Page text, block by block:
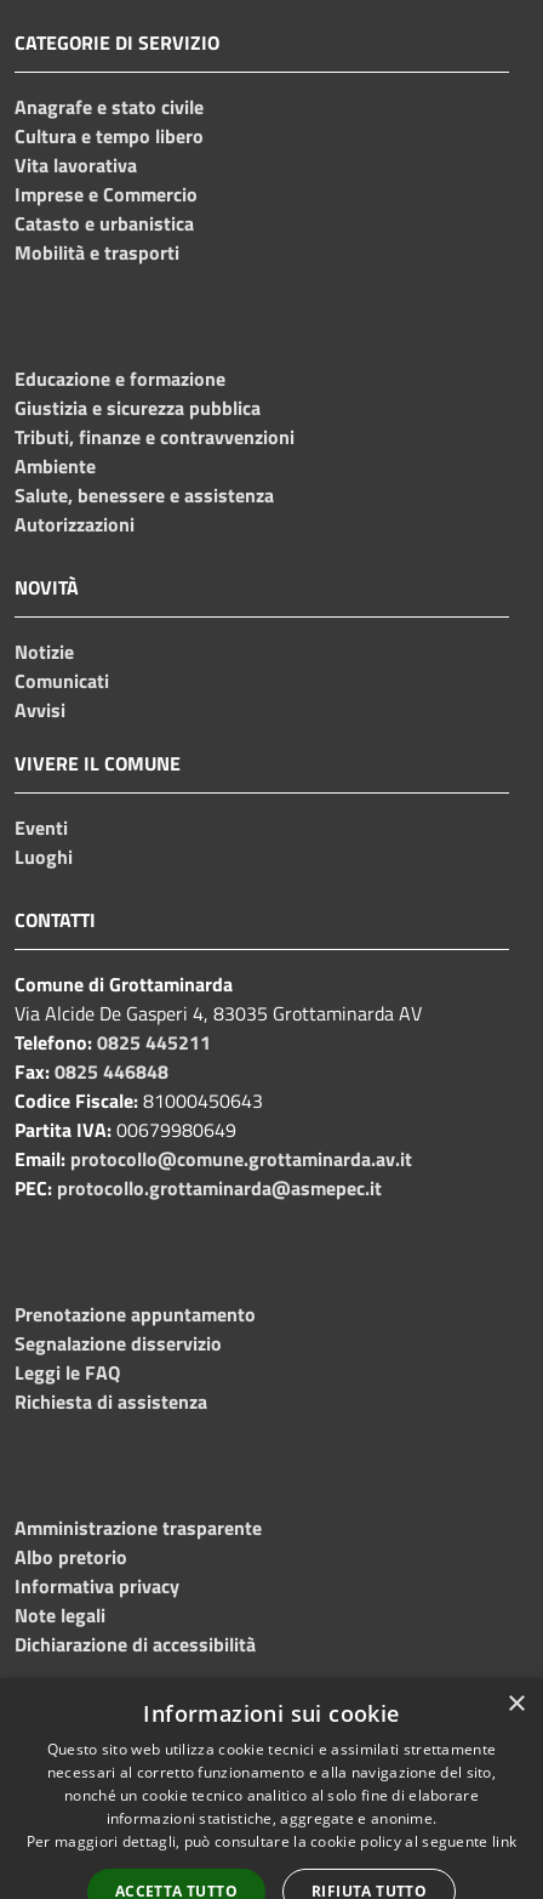
CATEGORIE DI SERVIZIO
Anagrafe e stato civile
Cultura e tempo libero
Vita lavorativa
Imprese e Commercio
Catasto e urbanistica
Mobilità e trasporti
Educazione e formazione
Giustizia e sicurezza pubblica
Tributi, finanze e contravvenzioni
Ambiente
Salute, benessere e assistenza
Autorizzazioni
NOVITÀ
Notizie
Comunicati
Avvisi
VIVERE IL COMUNE
Eventi
Luoghi
CONTATTI
Comune di Grottaminarda
Via Alcide De Gasperi 4, 83035 Grottaminarda AV
Telefono:0825 445211
Fax:0825 446848
Codice Fiscale:81000450643
Partita IVA:00679980649
Email: protocollo@comune.grottaminarda.av.it
PEC: protocollo.grottaminarda@asmepec.it
Prenotazione appuntamento
Segnalazione disservizio
Leggi le FAQ
Richiesta di assistenza
Amministrazione trasparente
Albo pretorio
Informativa privacy
Note legali
Dichiarazione di accessibilità
RSS
Accessibilità
Cookie
Mappa del sito
Copyright © 2024 •
Comune diGrottaminarda
• Powered byMunicipium
•Redazione
×
Informazioni sui cookie
Questo sito web utilizza cookie tecnici e assimilati strettamente
necessari al corretto funzionamento e alla navigazione del sito,
nonché un cookie tecnico analitico al solo fine di elaborare
informazioni statistiche, aggregate e anonime.
Per maggiori dettagli, può consultare la cookie policy al seguente link
ACCETTA TUTTO RIFIUTA TUTTO